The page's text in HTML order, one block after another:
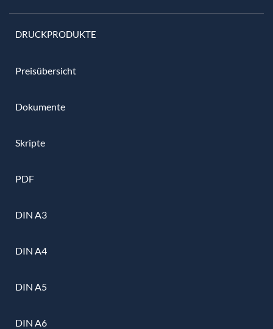
DRUCKPRODUKTE
Preisübersicht
Dokumente
Skripte
PDF
DIN A3
DIN A4
DIN A5
DIN A6